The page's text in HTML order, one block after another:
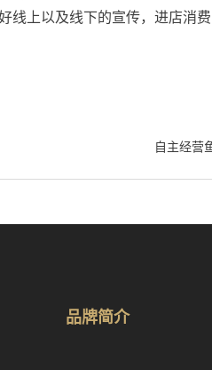
上以及线下的宣传，进店消费
自主经营
品牌简介